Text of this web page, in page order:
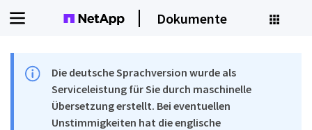
Dokumente
Die deutsche Sprachversion wurde als
Serviceleistung für Sie durch maschinelle
Übersetzung erstellt. Bei eventuellen
Unstimmigkeiten hat die englische